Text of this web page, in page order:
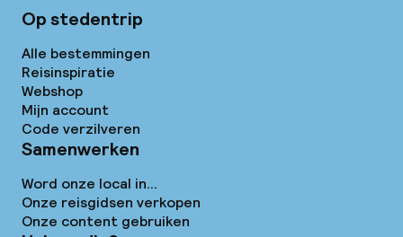
Op stedentrip
Alle bestemmingen
Reisinspiratie
Webshop
Mijn account
Code verzilveren
Samenwerken
Word onze local in...
Onze reisgidsen verkopen
Onze content gebruiken